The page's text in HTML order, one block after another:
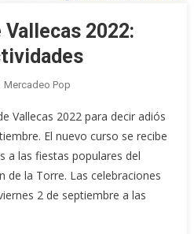
2022:
Mercadeo Pop
Vallecas 2022 para decir adiós
El nuevo curso se recibe
a las fiestas populares del
de la Torre. Las celebraciones
2 de septiembre a las